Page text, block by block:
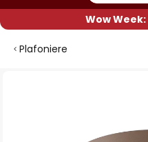
Wow Week:
Plafoniere